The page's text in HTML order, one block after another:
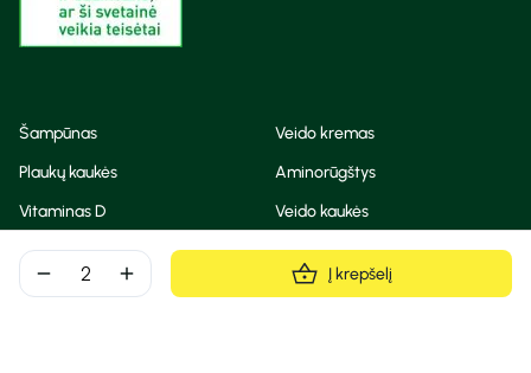
remove add Į krepšelį
Šampūnas
Veido kremas
Plaukų kaukės
Aminorūgštys
Vitaminas D
Veido kaukės
Korėjietiška kosmetika
Eteriniai aliejai
Dezodorantas
BB ir CC kremas